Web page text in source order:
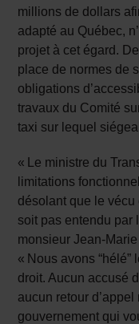
millions de dollars
adapté au Québec,
projet à cet égard.
place de normes de
obligations
travaux du Comité
taxi sur lequel
« Le ministre du
limitations
désolant que le vécu
soit pas entendu par
monsieur Jean-
« Nous avons
droit. Aucun accusé
aucun retour
gouvernement qui